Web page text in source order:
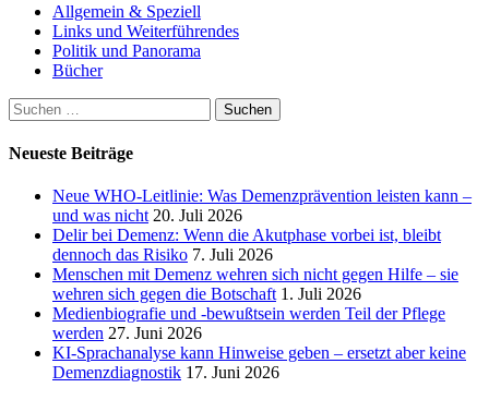
Allgemein & Speziell
Links und Weiterführendes
Politik und Panorama
Bücher
Suchen
nach:
Neueste Beiträge
Neue WHO-Leitlinie: Was Demenzprävention leisten kann –
und was nicht 20. Juli 2026
Delir bei Demenz: Wenn die Akutphase vorbei ist, bleibt
dennoch das Risiko 7. Juli 2026
Menschen mit Demenz wehren sich nicht gegen Hilfe – sie
wehren sich gegen die Botschaft 1. Juli 2026
Medienbiografie und -bewußtsein werden Teil der Pflege
werden 27. Juni 2026
KI-Sprachanalyse kann Hinweise geben – ersetzt aber keine
Demenzdiagnostik 17. Juni 2026